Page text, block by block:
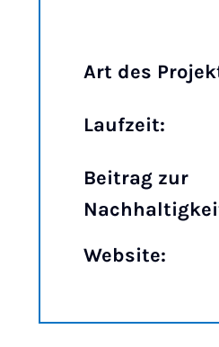
Art des
Laufzeit:
Beitrag zur
Website: